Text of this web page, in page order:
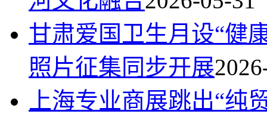
甘肃爱国卫生月设“健
照片征集同步开展
上海专业商展跳出“纯